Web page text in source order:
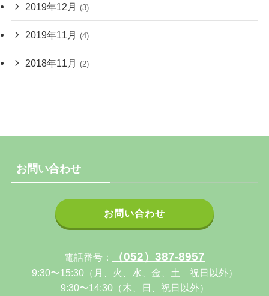
2019年12月 (3)
2019年11月 (4)
2018年11月 (2)
お問い合わせ
お問い合わせ
電話番号： （052）387-8957
9:30〜15:30（月、火、水、金、土 祝日以外）
9:30〜14:30（木、日、祝日以外）